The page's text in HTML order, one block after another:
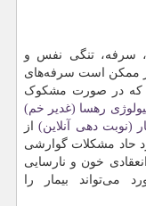
سرفه، تنگی نفس و
ممکن است سرفه‌های
که در صورت مشکوک
رهسا (غدیر خم)
(نوبت دهی آنلاین)از
حاد مشکلات گوارشی
خون و نارسایی
بیمار را